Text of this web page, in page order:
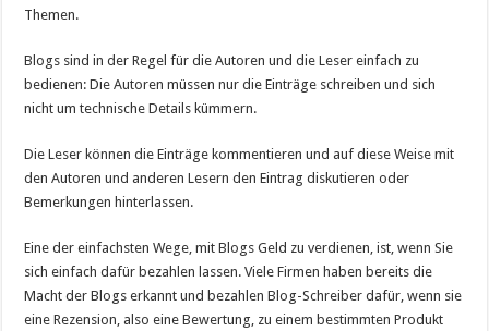
Themen.
Blogs sind in der Regel für die Autoren und die Leser einfach zu
bedienen: Die Autoren müssen nur die Einträge schreiben und sich
nicht um technische Details kümmern.
Die Leser können die Einträge kommentieren und auf diese Weise mit
den Autoren und anderen Lesern den Eintrag diskutieren oder
Bemerkungen hinterlassen.
Eine der einfachsten Wege, mit Blogs Geld zu verdienen, ist, wenn Sie
sich einfach dafür bezahlen lassen. Viele Firmen haben bereits die
Macht der Blogs erkannt und bezahlen Blog-Schreiber dafür, wenn sie
eine Rezension, also eine Bewertung, zu einem bestimmten Produkt